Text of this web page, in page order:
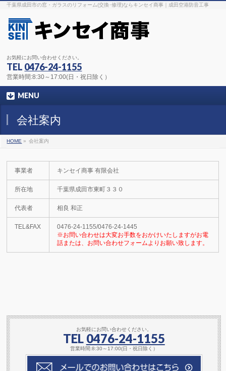
千葉県成田市の窓・ガラスのリフォーム(交換･修理)ならキンセイ商事｜成田空港防音工事
お気軽にお問い合わせください。
TEL 0476-24-1155
営業時間:8:30～17:00(日・祝日除く）
MENU
会社案内
HOME » 会社案内
事業者 キンセイ商事 有限会社
所在地 千葉県成田市東町３３０
代表者 相良 和正
TEL&FAX
0476-24-1155/0476-24-1445
※お問い合わせは大変お手数をおかけいたしますがお電
話または、お問い合わせフォームよりお願い致します。
お気軽にお問い合わせください。
TEL 0476-24-1155
営業時間:8:30～17:00(日・祝日除く）